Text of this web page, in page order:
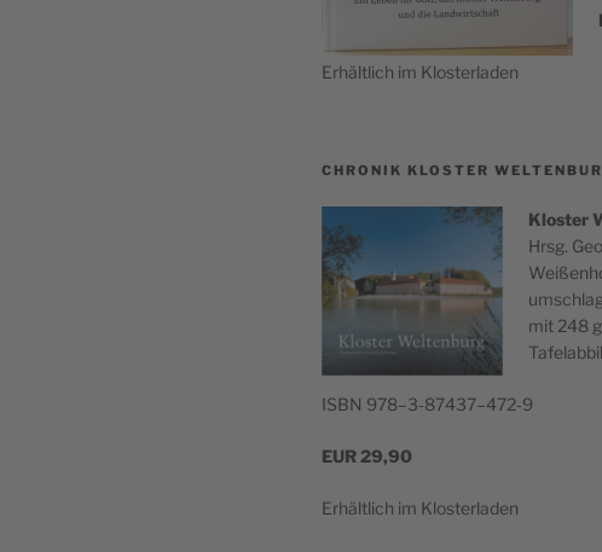
Erhält­lich im Klosterladen
CHRONIK KLOSTER
Klos­ter
Hrsg.
mit 248
ISBN 978–3‑87437–472‑9
EUR29,90
Erhält­lich im Klosterladen